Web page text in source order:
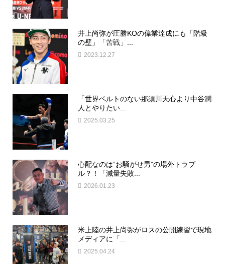
井上尚弥が圧勝KOの偉業達成にも「階級
の壁」「苦戦」...
2023.12.27
「世界ベルトのない那須川天心より中谷潤
人とやりたい...
2025.03.25
心配なのは“お騒がせ男”の場外トラブ
ル？！「減量失敗...
2026.01.23
米上陸の井上尚弥がロスの公開練習で現地
メディアに「...
2025.04.24